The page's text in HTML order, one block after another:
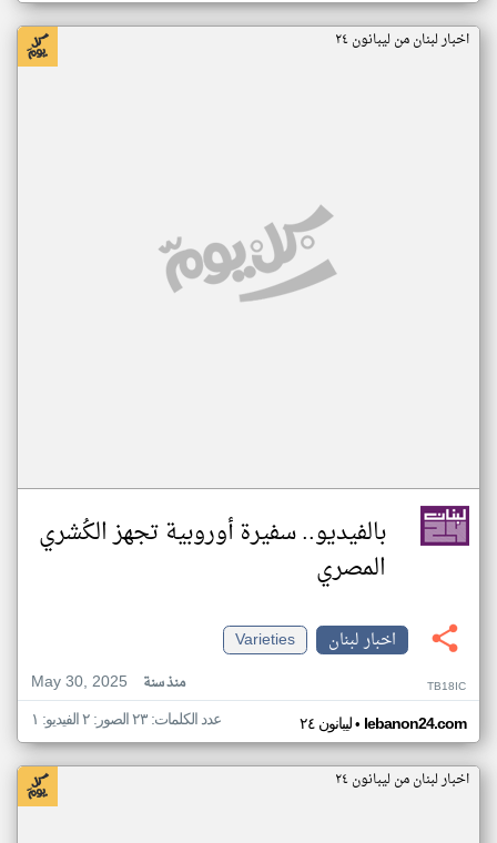
اخبار لبنان من ليبانون ٢٤
بالفيديو.. سفيرة أوروبية تجهز الكُشري
المصري
اخبار لبنان
Varieties
May 30, 2025
منذ سنة TB18IC
ليبانون ٢٤• lebanon24.com عدد الكلمات: ٢٣ الصور: ٢ الفيديو: ١
اخبار لبنان من ليبانون ٢٤